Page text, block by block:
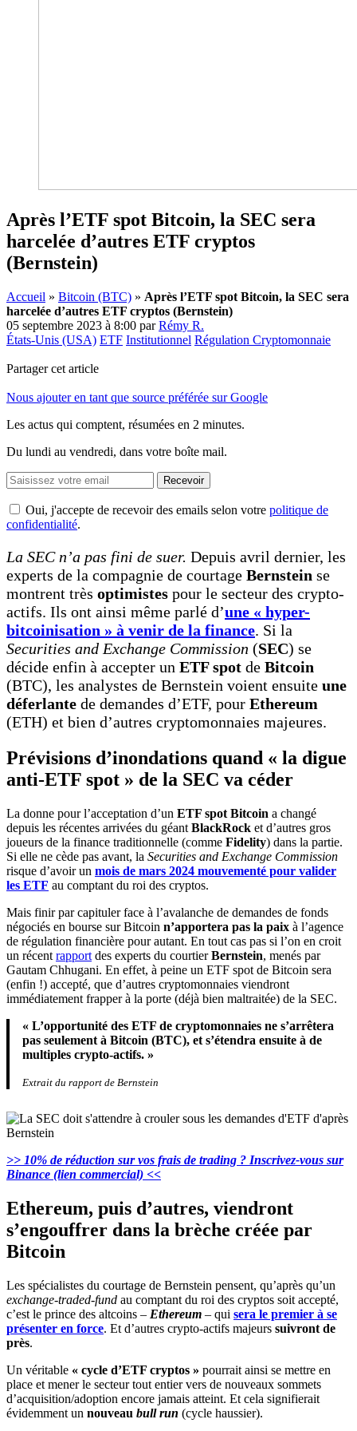
Après l’ETF spot Bitcoin, la SEC sera
harcelée d’autres ETF cryptos
(Bernstein)
Accueil » Bitcoin (BTC) » Après l’ETF spot Bitcoin, la SEC sera
harcelée d’autres ETF cryptos (Bernstein)
05 septembre 2023 à 8:00 parRémy R.
États-Unis (USA) ETF Institutionnel Régulation Cryptomonnaie
Partager cet article
Nous ajouter en tant que source préférée sur Google
Les actus qui comptent, résumées en 2 minutes.
Du lundi au vendredi, dans votre boîte mail.
Recevoir
Oui, j'accepte de recevoir des emails selon votre politique de
confidentialité.
La SEC n’a pas fini de suer. Depuis avril dernier, les
experts de la compagnie de courtage Bernstein se
montrent très optimistes pour le secteur des crypto-
actifs. Ils ont ainsi même parlé d’une « hyper-
bitcoinisation » à venir de la finance. Si la
Securities and Exchange Commission (SEC) se
décide enfin à accepter un ETF spot de Bitcoin
(BTC), les analystes de Bernstein voient ensuite une
déferlante de demandes d’ETF, pour Ethereum
(ETH) et bien d’autres cryptomonnaies majeures.
Prévisions d’inondations quand « la digue
anti-ETF spot » de la SEC va céder
La donne pour l’acceptation d’un ETF spot Bitcoin a changé
depuis les récentes arrivées du géant BlackRock et d’autres gros
joueurs de la finance traditionnelle (comme Fidelity) dans la partie.
Si elle ne cède pas avant, la Securities and Exchange Commission
risque d’avoir un mois de mars 2024 mouvementé pour valider
les ETF au comptant du roi des cryptos.
Mais finir par capituler face à l’avalanche de demandes de fonds
négociés en bourse sur Bitcoin n’apportera pas la paix à l’agence
de régulation financière pour autant. En tout cas pas si l’on en croit
un récent rapport des experts du courtierBernstein, menés par
Gautam Chhugani. En effet, à peine un ETF spot de Bitcoin sera
(enfin !) accepté, que d’autres cryptomonnaies viendront
immédiatement frapper à la porte (déjà bien maltraitée) de la SEC.
« L’opportunité des ETF de cryptomonnaies ne s’arrêtera
pas seulement à Bitcoin (BTC), et s’étendra ensuite à de
multiples crypto-actifs. »
Extrait du rapport de Bernstein
>> 10% de réduction sur vos frais de trading ? Inscrivez-vous sur
Binance (lien commercial) <<
Ethereum, puis d’autres, viendront
s’engouffrer dans la brèche créée par
Bitcoin
Les spécialistes du courtage de Bernstein pensent, qu’après qu’un
exchange-traded-fund au comptant du roi des cryptos soit accepté,
c’est le prince des altcoins – Ethereum – qui sera le premier à se
présenter en force. Et d’autres crypto-actifs majeurs suivront de
près.
Un véritable « cycle d’ETF cryptos » pourrait ainsi se mettre en
place et mener le secteur tout entier vers de nouveaux sommets
d’acquisition/adoption encore jamais atteint. Et cela signifierait
évidemment un nouveau bull run (cycle haussier).